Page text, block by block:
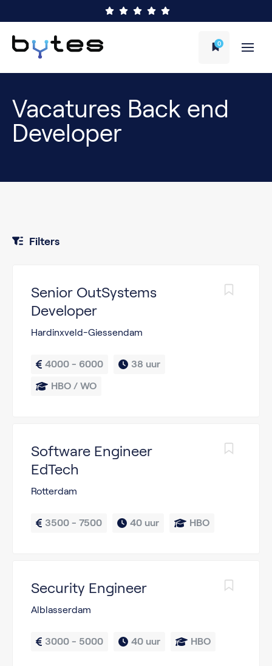
0
Vacatures Back end
Developer
Filters
Senior OutSystems
Developer
Hardinxveld-Giessendam
4000 - 6000 38 uur
HBO / WO
Software Engineer
EdTech
Rotterdam
3500 - 7500 40 uur HBO
Security Engineer
Alblasserdam
3000 - 5000 40 uur HBO